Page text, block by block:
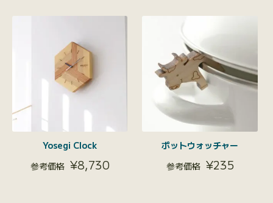
Yosegi Clock
¥8,730
ポットウォッチャー
¥235